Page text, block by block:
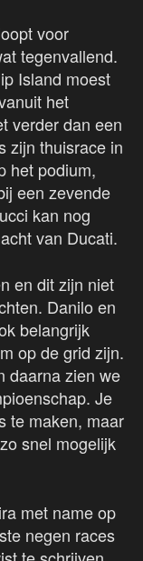
voor
tegenvallend.
Island moest
het
verder dan een
zijn thuisrace in
het podium,
een zevende
kan nog
van Ducati.
en dit zijn niet
Danilo en
belangrijk
op de grid zijn.
daarna zien we
Je
te maken, maar
snel mogelijk
met name op
negen races